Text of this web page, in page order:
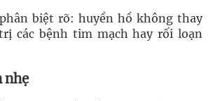
biệt rõ: huyền hồ không thay
các bệnh tim mạch hay rối loạn
nhẹ